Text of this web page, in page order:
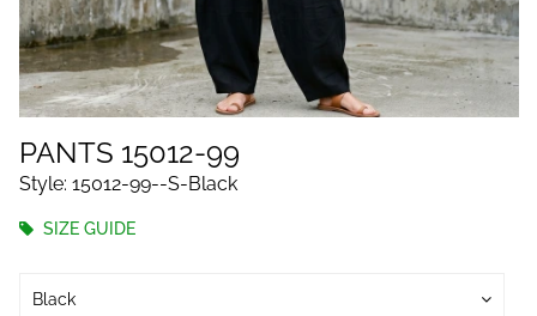
PANTS 15012-99
Style: 15012-99--S-Black
SIZE GUIDE
Black